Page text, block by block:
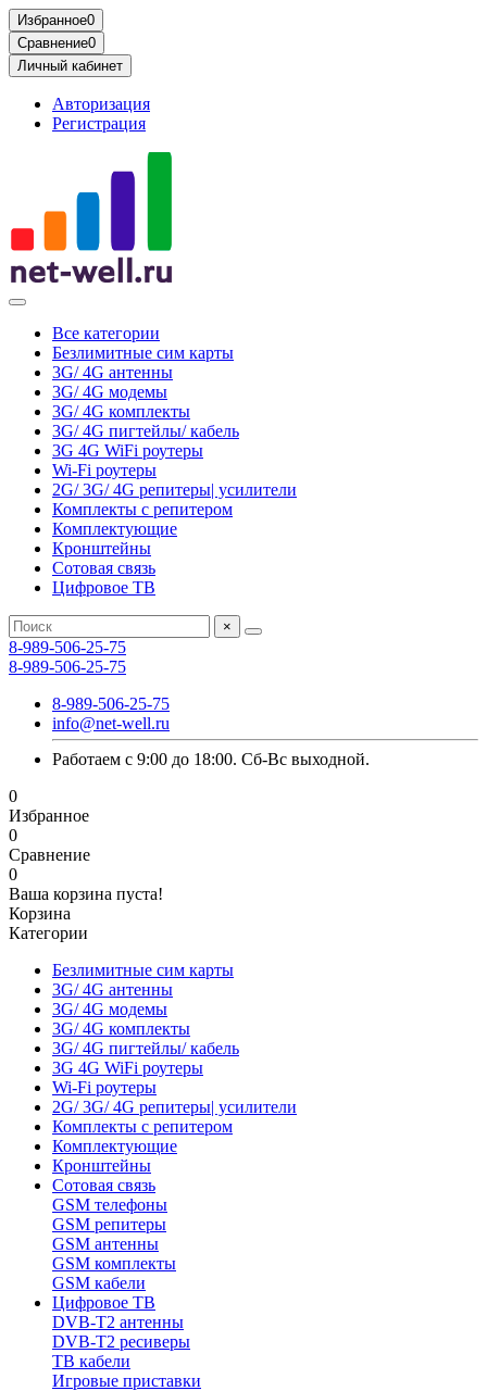
Избранное0
Сравнение0
Личный кабинет
Авторизация
Регистрация
Все категории
Безлимитные сим карты
3G/ 4G антенны
3G/ 4G модемы
3G/ 4G комплекты
3G/ 4G пигтейлы/ кабель
3G 4G WiFi роутеры
Wi-Fi роутеры
2G/ 3G/ 4G репитеры| усилители
Комплекты с репитером
Комплектующие
Кронштейны
Сотовая связь
Цифровое ТВ
×
8-989-506-25-75
8-989-506-25-75
8-989-506-25-75
info@net-well.ru
Работаем с 9:00 до 18:00. Сб-Вс выходной.
0
Избранное
0
Сравнение
0
Ваша корзина пуста!
Корзина
Категории
Безлимитные сим карты
3G/ 4G антенны
3G/ 4G модемы
3G/ 4G комплекты
3G/ 4G пигтейлы/ кабель
3G 4G WiFi роутеры
Wi-Fi роутеры
2G/ 3G/ 4G репитеры| усилители
Комплекты с репитером
Комплектующие
Кронштейны
Сотовая связь
GSM телефоны
GSM репитеры
GSM антенны
GSM комплекты
GSM кабели
Цифровое ТВ
DVB-T2 антенны
DVB-T2 ресиверы
ТВ кабели
Игровые приставки